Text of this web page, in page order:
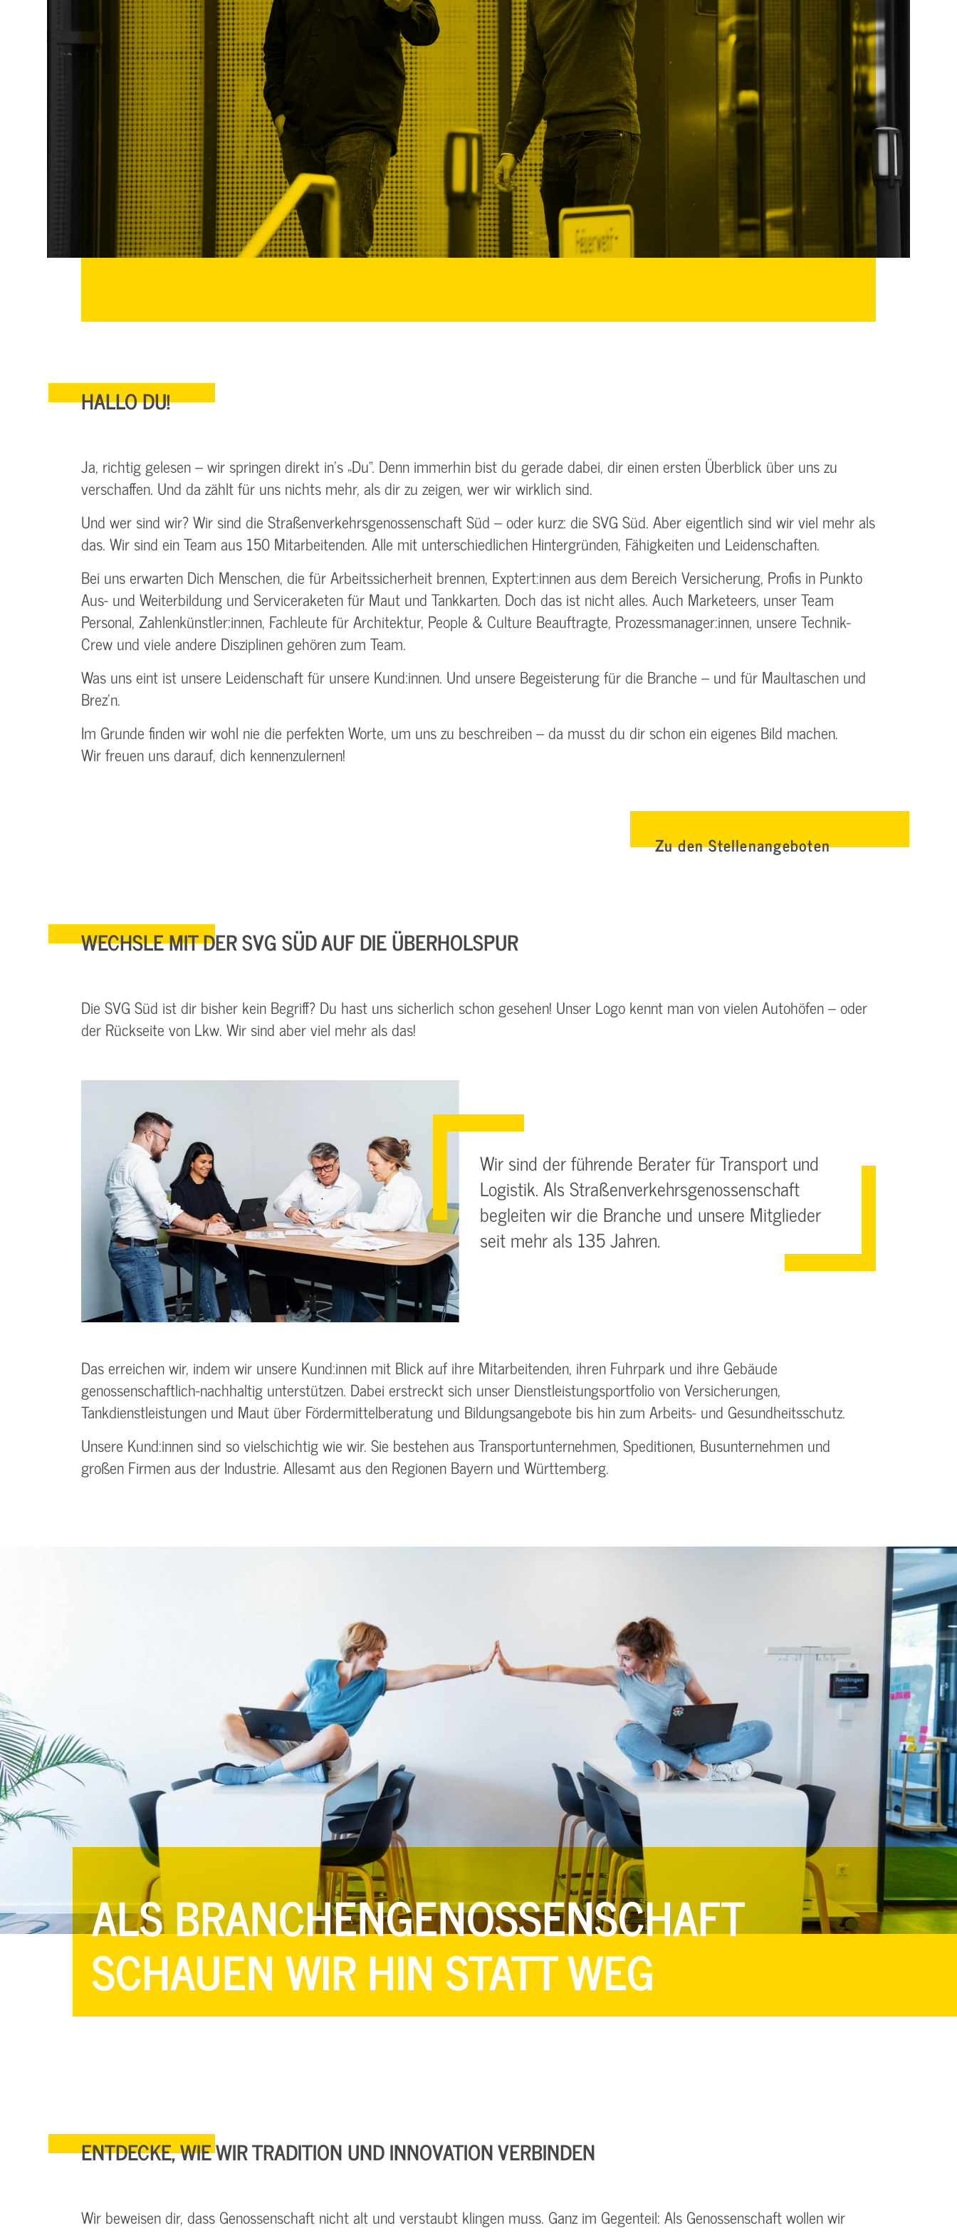
HALLO DU!
Ja, richtig gelesen – wir springen direkt in’s „Du“. Denn immerhin bist du gerade dabei, dir einen ersten Überblick über uns zu
verschaffen. Und da zählt für uns nichts mehr, als dir zu zeigen, wer wir wirklich sind.
Und wer sind wir? Wir sind die Straßenverkehrsgenossenschaft Süd – oder kurz: die SVG Süd. Aber eigentlich sind wir viel mehr als
das. Wir sind ein Team aus 150 Mitarbeitenden. Alle mit unterschiedlichen Hintergründen, Fähigkeiten und Leidenschaften.
Bei uns erwarten Dich Menschen, die für Arbeitssicherheit brennen, Exptert:innen aus dem Bereich Versicherung, Profis in Punkto
Aus- und Weiterbildung und Serviceraketen für Maut und Tankkarten. Doch das ist nicht alles. Auch Marketeers, unser Team
Personal, Zahlenkünstler:innen, Fachleute für Architektur, People & Culture Beauftragte, Prozessmanager:innen, unsere Technik-
Crew und viele andere Disziplinen gehören zum Team.
Was uns eint ist unsere Leidenschaft für unsere Kund:innen. Und unsere Begeisterung für die Branche – und für Maultaschen und
Brez'n.
Im Grunde finden wir wohl nie die perfekten Worte, um uns zu beschreiben – da musst du dir schon ein eigenes Bild machen.
Wir freuen uns darauf, dich kennenzulernen!
Zu den Stellenangeboten
WECHSLE MIT DER SVG SÜD AUF DIE ÜBERHOLSPUR
Die SVG Süd ist dir bisher kein Begriff? Du hast uns sicherlich schon gesehen! Unser Logo kennt man von vielen Autohöfen – oder
der Rückseite von Lkw. Wir sind aber viel mehr als das!
Wir sind der führende Berater für Transport und
Logistik. Als Straßenverkehrsgenossenschaft
begleiten wir die Branche und unsere Mitglieder
seit mehr als 135 Jahren.
Das erreichen wir, indem wir unsere Kund:innen mit Blick auf ihre Mitarbeitenden, ihren Fuhrpark und ihre Gebäude
genossenschaftlich-nachhaltig unterstützen. Dabei erstreckt sich unser Dienstleistungsportfolio von Versicherungen,
Tankdienstleistungen und Maut über Fördermittelberatung und Bildungsangebote bis hin zum Arbeits- und Gesundheitsschutz.
Unsere Kund:innen sind so vielschichtig wie wir. Sie bestehen aus Transportunternehmen, Speditionen, Busunternehmen und
großen Firmen aus der Industrie. Allesamt aus den Regionen Bayern und Württemberg.
ALS BRANCHENGENOSSENSCHAFT
SCHAUEN WIR HIN STATT WEG
ENTDECKE, WIE WIR TRADITION UND INNOVATION VERBINDEN
Wir beweisen dir, dass Genossenschaft nicht alt und verstaubt klingen muss. Ganz im Gegenteil: Als Genossenschaft wollen wir